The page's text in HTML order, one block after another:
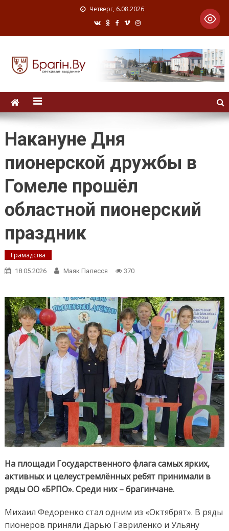
Четверг, 6.08.2026
Накануне Дня
пионерской дружбы в
Гомеле прошёл
областной пионерский
праздник
Грамадства
18.05.2026 Маяк Палесся 370
На площади Государственного флага самых ярких,
активных и целеустремлённых ребят принимали в
ряды ОО «БРПО». Среди них – брагинчане.
Михаил Федоренко стал одним из «Октябрят». В ряды
пионеров приняли Дарью Гавриленко и Ульяну